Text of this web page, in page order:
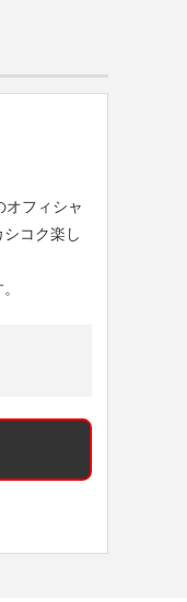
フィシャ
コク楽し